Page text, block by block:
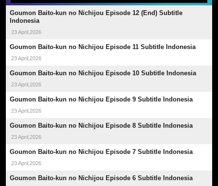
Goumon Baito-kun no Nichijou Episode 12 (End) Subtitle
Indonesia
23 April,2026
Goumon Baito-kun no Nichijou Episode 11 Subtitle Indonesia
23 April,2026
Goumon Baito-kun no Nichijou Episode 10 Subtitle Indonesia
23 April,2026
Goumon Baito-kun no Nichijou Episode 9 Subtitle Indonesia
23 April,2026
Goumon Baito-kun no Nichijou Episode 8 Subtitle Indonesia
23 April,2026
Goumon Baito-kun no Nichijou Episode 7 Subtitle Indonesia
23 April,2026
Goumon Baito-kun no Nichijou Episode 6 Subtitle Indonesia